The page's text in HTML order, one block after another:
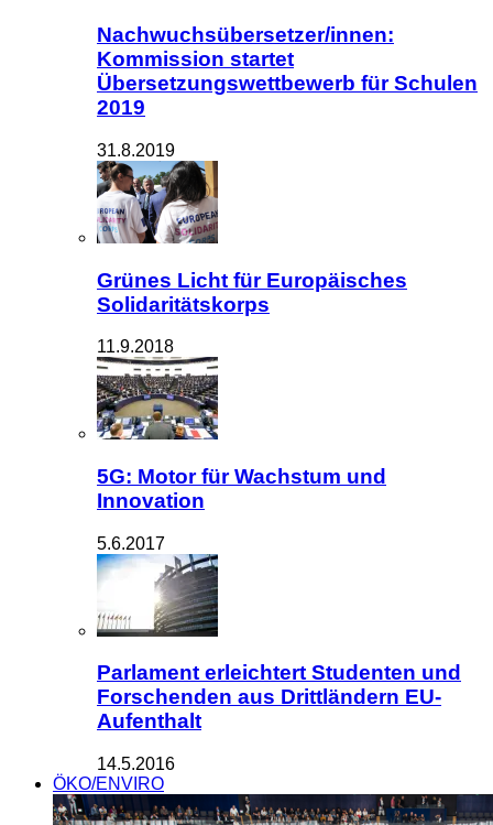
Nachwuchsübersetzer/innen:
Kommission startet
Übersetzungswettbewerb für Schulen
2019
31.8.2019
Grünes Licht für Europäisches
Solidaritätskorps
11.9.2018
5G: Motor für Wachstum und
Innovation
5.6.2017
Parlament erleichtert Studenten und
Forschenden aus Drittländern EU-
Aufenthalt
14.5.2016
ÖKO/ENVIRO